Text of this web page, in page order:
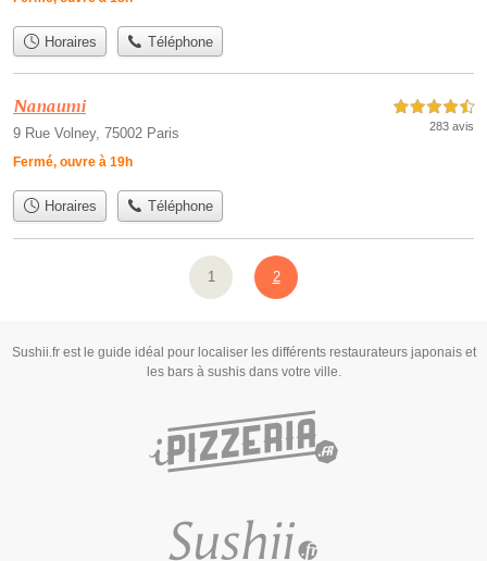
Horaires Téléphone
Nanaumi
9 Rue Volney, 75002 Paris
Fermé, ouvre à 19h
4,5 étoiles sur 5
283 avis
Horaires Téléphone
1 2
Sushii.fr est le guide idéal pour localiser les différents restaurateurs japonais et
les bars à sushis dans votre ville.